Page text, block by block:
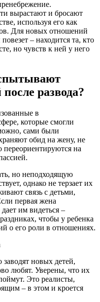
вырастают и бросают
используя его как
Для новых отношений
– находится та, кто
но чувств к ней у него
развода?
в
которые смогли
сами были
обид на жену, не
переориентируются на
но неподходящую
однако не терзает их
связь с детьми,
первая жена
им видеться –
чтобы у ребенка
о его роли в отношениях.
новых детей,
любят. Уверены, что их
Это реалисты,
– в этом и кроется